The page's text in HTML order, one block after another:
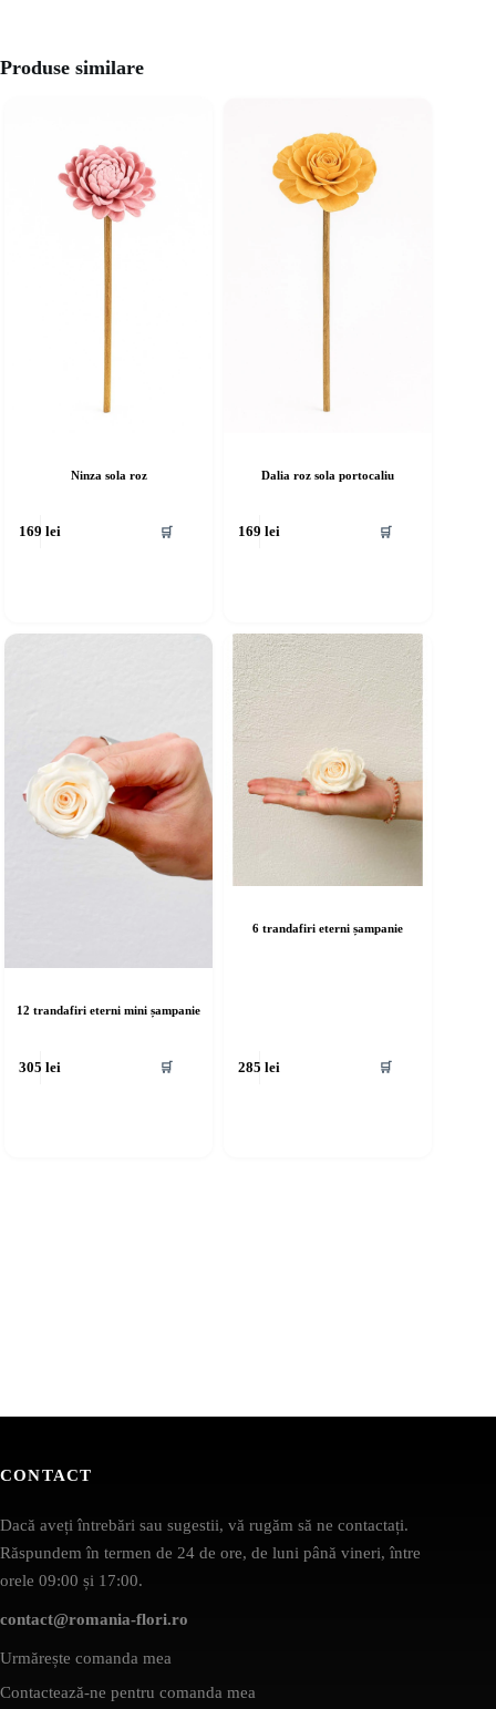
Produse similare
Ninza sola roz
169lei 🛒
Dalia roz sola portocaliu
169lei 🛒
12 trandafiri eterni mini șampanie
305lei 🛒
6 trandafiri eterni șampanie
285lei 🛒
CONTACT
Dacă aveți întrebări sau sugestii, vă rugăm să ne contactați.
Răspundem în termen de 24 de ore, de luni până vineri, între
orele 09:00 și 17:00.
contact@romania-flori.ro
Urmărește comanda mea
Contactează-ne pentru comanda mea